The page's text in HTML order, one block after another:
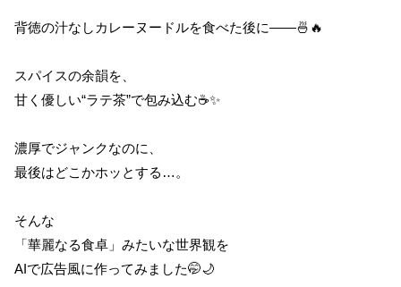
背徳の汁なしカレーヌードルを食べた後に――🍜🔥
スパイスの余韻を、
甘く優しい“ラテ茶”で包み込む☕✨
濃厚でジャンクなのに、
最後はどこかホッとする…。
そんな
「華麗なる食卓」みたいな世界観を
AIで広告風に作ってみました🤭🌙